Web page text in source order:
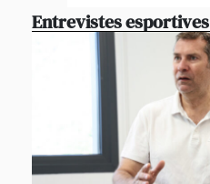
Entrevistes esportives